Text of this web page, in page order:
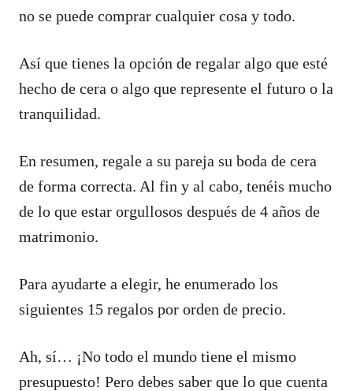
no se puede comprar cualquier cosa y todo.
Así que tienes la opción de regalar algo que esté
hecho de cera o algo que represente el futuro o la
tranquilidad.
En resumen, regale a su pareja su boda de cera
de forma correcta. Al fin y al cabo, tenéis mucho
de lo que estar orgullosos después de 4 años de
matrimonio.
Para ayudarte a elegir, he enumerado los
siguientes 15 regalos por orden de precio.
Ah, sí… ¡No todo el mundo tiene el mismo
presupuesto! Pero debes saber que lo que cuenta